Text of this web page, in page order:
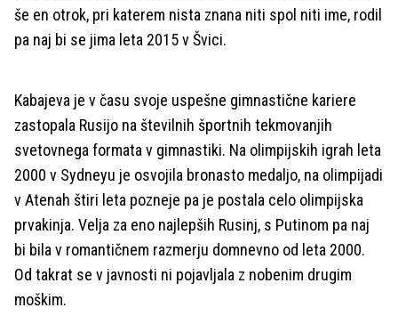
še en otrok, pri katerem nista znana niti spol niti ime, rodil
pa naj bi se jima leta 2015 v Švici.
Kabajeva je v času svoje uspešne gimnastične kariere
zastopala Rusijo na številnih športnih tekmovanjih
svetovnega formata v gimnastiki. Na olimpijskih igrah leta
2000 v Sydneyu je osvojila bronasto medaljo, na olimpijadi
v Atenah štiri leta pozneje pa je postala celo olimpijska
prvakinja. Velja za eno najlepših Rusinj, s Putinom pa naj
bi bila v romantičnem razmerju domnevno od leta 2000.
Od takrat se v javnosti ni pojavljala z nobenim drugim
moškim.